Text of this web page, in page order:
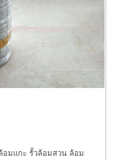
อมแกะ รั้วล้อมสวน ล้อม